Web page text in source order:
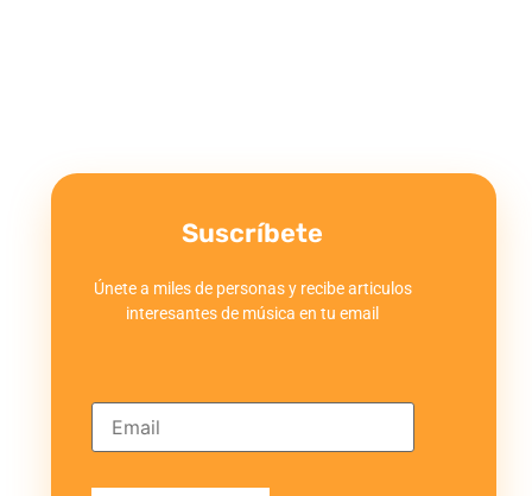
Suscríbete
Únete a miles de personas y recibe articulos
interesantes de música en tu email